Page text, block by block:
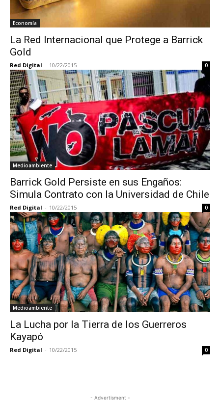
Economía
La Red Internacional que Protege a Barrick
Gold
Red Digital - 10/22/2015 0
Medioambiente
Barrick Gold Persiste en sus Engaños:
Simula Contrato con la Universidad de Chile
Red Digital - 10/22/2015 0
Medioambiente
La Lucha por la Tierra de los Guerreros
Kayapó
Red Digital - 10/22/2015 0
- Advertisment -